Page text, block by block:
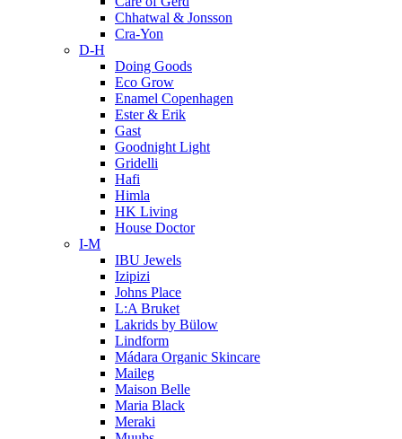
Chhatwal & Jonsson
Cra-Yon
D-H
Doing Goods
Eco Grow
Enamel Copenhagen
Ester & Erik
Gast
Goodnight Light
Gridelli
Hafi
Himla
HK Living
House Doctor
I-M
IBU Jewels
Izipizi
Johns Place
L:A Bruket
Lakrids by Bülow
Lindform
Mádara Organic Skincare
Maileg
Maison Belle
Maria Black
Meraki